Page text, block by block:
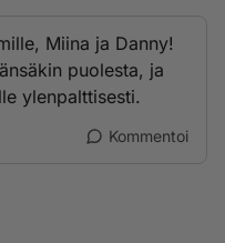
Miina ja Danny!
puolesta, ja
ylenpalttisesti.
Kommentoi